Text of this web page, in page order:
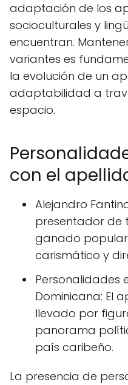
adaptación de los
socioculturales y
encuentran.
variantes es
la evolución de un
adaptabilidad a
espacio.
con el
Alejandro
presentador de
ganado
carismático y
Personalidades
Dominicana: El
llevado por
panorama
país caribeño.
La presencia de